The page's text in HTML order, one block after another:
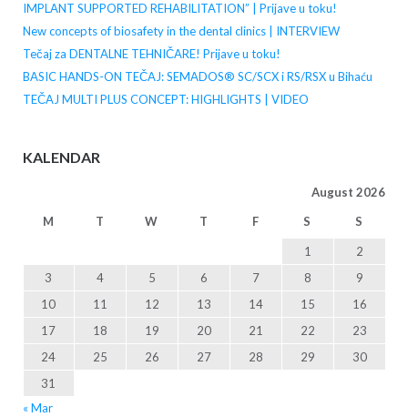
IMPLANT SUPPORTED REHABILITATION” | Prijave u toku!
New concepts of biosafety in the dental clinics | INTERVIEW
Tečaj za DENTALNE TEHNIČARE! Prijave u toku!
BASIC HANDS-ON TEČAJ: SEMADOS® SC/SCX i RS/RSX u Bihaću
TEČAJ MULTI PLUS CONCEPT: HIGHLIGHTS | VIDEO
KALENDAR
August 2026
M T W T F S S
1
2
3
4 5 6 7 8
9
10
11 12 13 14 15
16
17
18 19 20 21 22
23
24
25 26 27 28 29
30
31
« Mar